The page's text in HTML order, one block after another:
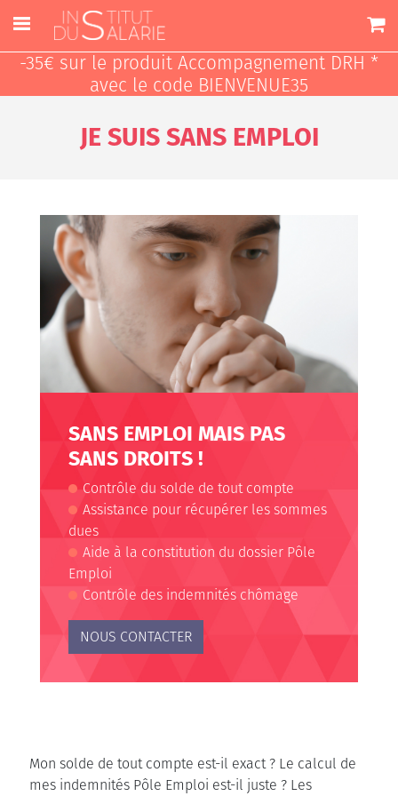
-35€ sur le produit Accompagnement DRH *
avec le code BIENVENUE35
JE SUIS SANS EMPLOI
SANS EMPLOI MAIS PAS
SANS DROITS !
Contrôle du solde de tout compte
Assistance pour récupérer les sommes
dues
Aide à la constitution du dossier Pôle
Emploi
Contrôle des indemnités chômage
NOUS CONTACTER
Mon solde de tout compte est-il exact ? Le calcul de
mes indemnités Pôle Emploi est-il juste ? Les